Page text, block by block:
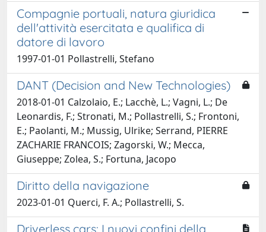
Compagnie portuali, natura giuridica
dell'attività esercitata e qualifica di
datore di lavoro
1997-01-01 Pollastrelli, Stefano
DANT (Decision and New Technologies)
2018-01-01 Calzolaio, E.; Lacchè, L.; Vagni, L.; De
Leonardis, F.; Stronati, M.; Pollastrelli, S.; Frontoni,
E.; Paolanti, M.; Mussig, Ulrike; Serrand, PIERRE
ZACHARIE FRANCOIS; Zagorski, W.; Mecca,
Giuseppe; Zolea, S.; Fortuna, Jacopo
Diritto della navigazione
2023-01-01 Querci, F. A.; Pollastrelli, S.
Driverless cars: I nuovi confini della